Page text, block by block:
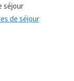
séjour
de séjour